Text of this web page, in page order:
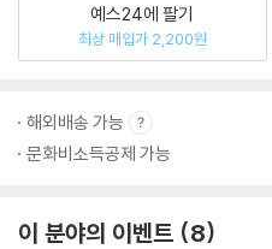
예스24에 팔기
최상 매입가 2,200원
해외배송 가능
문화비소득공제 가능
이 분야의 이벤트 8